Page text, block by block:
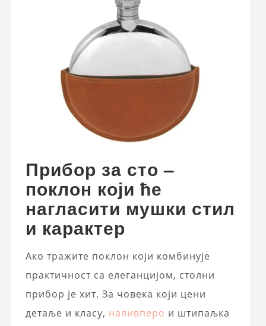
Прибор за сто –
поклон који ће
нагласити мушки стил
и карактер
Ако тражите поклон који комбинује
практичност са елеганцијом, столни
прибор је хит. За човека који цени
детаље и класу, наливперо и штипаљка